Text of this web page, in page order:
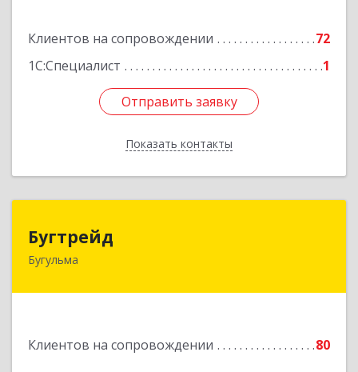
Клиентов на сопровождении
72
1С:Специалист
1
Отправить заявку
Показать контакты
Подробнее
Отправить заявку
Назад
Бугтрейд
Бугульма
Клиентов на сопровождении 80
420230, Татарстан Респ, Бугульма г, Вахитово,